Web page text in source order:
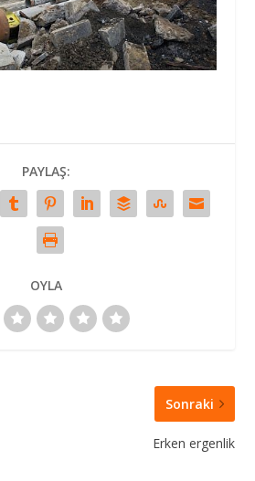
PAYLAŞ:
OYLA
Sonraki
Erken ergenlik